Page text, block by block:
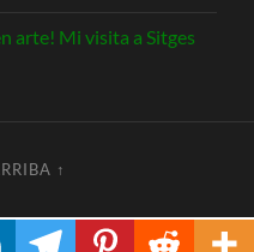
arte! Mi visita a Sitges
↑